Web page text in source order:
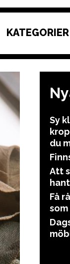
KATEGORIER
Sy
du
Att
Få